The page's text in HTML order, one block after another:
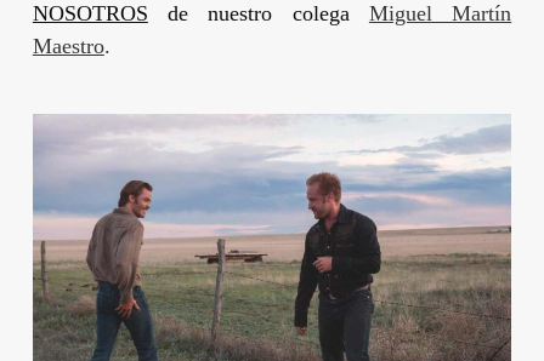
NOSOTROS de nuestro colega Miguel Martín
Maestro.